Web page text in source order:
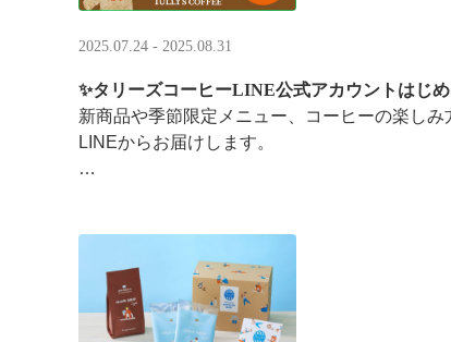
2025.07.24 - 2025.08.31
✨タリーズコーヒーLINE公式アカウントはじ
新商品や季節限定メニュー、コーヒーの楽し
LINEからお届けします。